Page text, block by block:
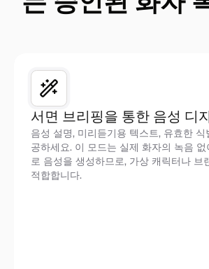
서면 브리핑을 통한 음성 디
음성 설명, 미리듣기용 텍스트, 유효한 식
공하세요. 이 모드는 실제 화자의 녹음
로 음성을 생성하므로, 가상 캐릭터나 브
적합합니다.